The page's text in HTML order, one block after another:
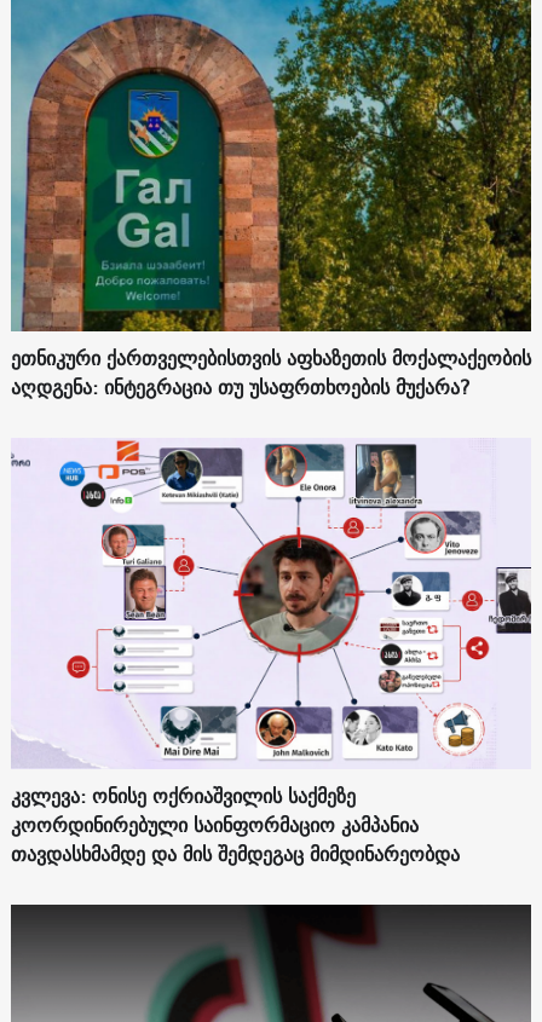
ეთნიკური ქართველებისთვის აფხაზეთის მოქალაქეობის
აღდგენა: ინტეგრაცია თუ უსაფრთხოების მუქარა?
კვლევა: ონისე ოქრიაშვილის საქმეზე
კოორდინირებული საინფორმაციო კამპანია
თავდასხმამდე და მის შემდეგაც მიმდინარეობდა